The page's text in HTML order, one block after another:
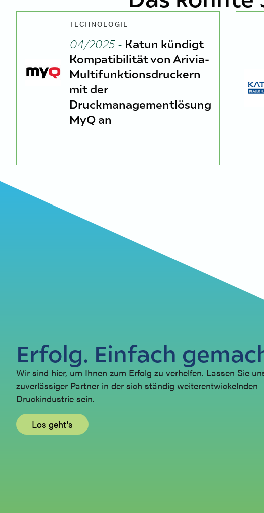
TECHNOLOGIE
04/2025 - Katun kündigt
Kompatibilität von Arivia-
Multifunktionsdruckern
mit der
Druckmanagementlösung
MyQ an
Erfolg. Einfach
Wir sind hier, um Ihnen zum Erfolg zu verhelfen. Lassen Sie
zuverlässiger Partner in der sich ständig weiterentwickelnden
Druckindustrie sein.
Los geht's